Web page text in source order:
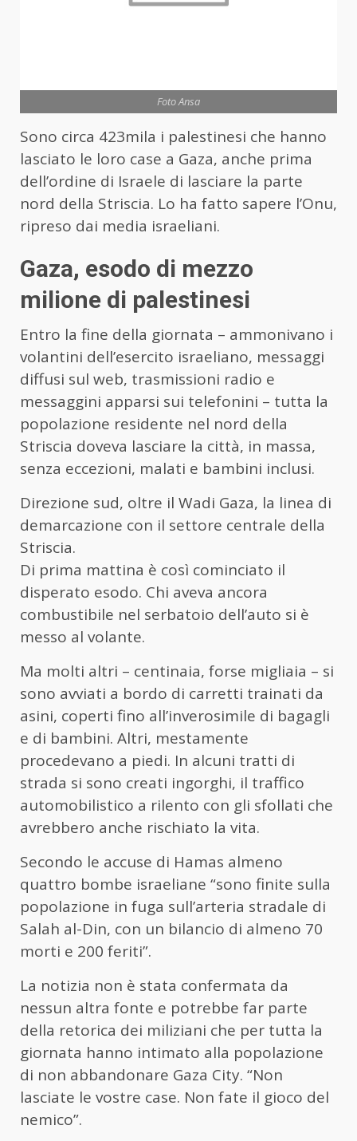
Foto Ansa
Sono circa 423mila i palestinesi che hanno
lasciato le loro case a Gaza, anche prima
dell’ordine di Israele di lasciare la parte
nord della Striscia. Lo ha fatto sapere l’Onu,
ripreso dai media israeliani.
Gaza, esodo di mezzo
milione di palestinesi
Entro la fine della giornata – ammonivano i
volantini dell’esercito israeliano, messaggi
diffusi sul web, trasmissioni radio e
messaggini apparsi sui telefonini – tutta la
popolazione residente nel nord della
Striscia doveva lasciare la città, in massa,
senza eccezioni, malati e bambini inclusi.
Direzione sud, oltre il Wadi Gaza, la linea di
demarcazione con il settore centrale della
Striscia.
Di prima mattina è così cominciato il
disperato esodo. Chi aveva ancora
combustibile nel serbatoio dell’auto si è
messo al volante.
Ma molti altri – centinaia, forse migliaia – si
sono avviati a bordo di carretti trainati da
asini, coperti fino all’inverosimile di bagagli
e di bambini. Altri, mestamente
procedevano a piedi. In alcuni tratti di
strada si sono creati ingorghi, il traffico
automobilistico a rilento con gli sfollati che
avrebbero anche rischiato la vita.
Secondo le accuse di Hamas almeno
quattro bombe israeliane “sono finite sulla
popolazione in fuga sull’arteria stradale di
Salah al-Din, con un bilancio di almeno 70
morti e 200 feriti”.
La notizia non è stata confermata da
nessun altra fonte e potrebbe far parte
della retorica dei miliziani che per tutta la
giornata hanno intimato alla popolazione
di non abbandonare Gaza City. “Non
lasciate le vostre case. Non fate il gioco del
nemico”.